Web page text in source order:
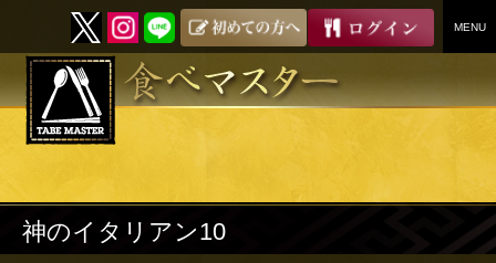
MENU
SKIP
神のイタリアン10